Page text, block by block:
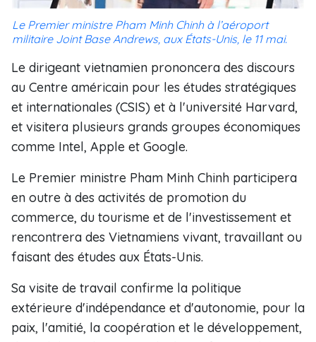
Le Premier ministre Pham Minh Chinh à l’aéroport
militaire Joint Base Andrews, aux États-Unis, le 11 mai.
Le dirigeant vietnamien prononcera des discours
au Centre américain pour les études stratégiques
et internationales (CSIS) et à l'université Harvard,
et visitera plusieurs grands groupes économiques
comme Intel, Apple et Google.
Le Premier ministre Pham Minh Chinh participera
en outre à des activités de promotion du
commerce, du tourisme et de l'investissement et
rencontrera des Vietnamiens vivant, travaillant ou
faisant des études aux États-Unis.
Sa visite de travail confirme la politique
extérieure d'indépendance et d'autonomie, pour la
paix, l'amitié, la coopération et le développement,